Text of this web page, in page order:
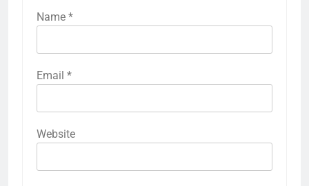
Name *
Email *
Website